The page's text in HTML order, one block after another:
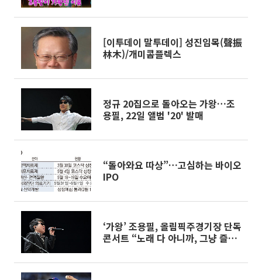
[이투데이 말투데이] 성진임목(聲振
林木)/개미콤플렉스
정규 20집으로 돌아오는 가왕…조
용필, 22일 앨범 '20' 발매
“돌아와요 따상”…고심하는 바이오
IPO
‘가왕’ 조용필, 올림픽주경기장 단독
콘서트 “노래 다 아니까, 그냥 즐기